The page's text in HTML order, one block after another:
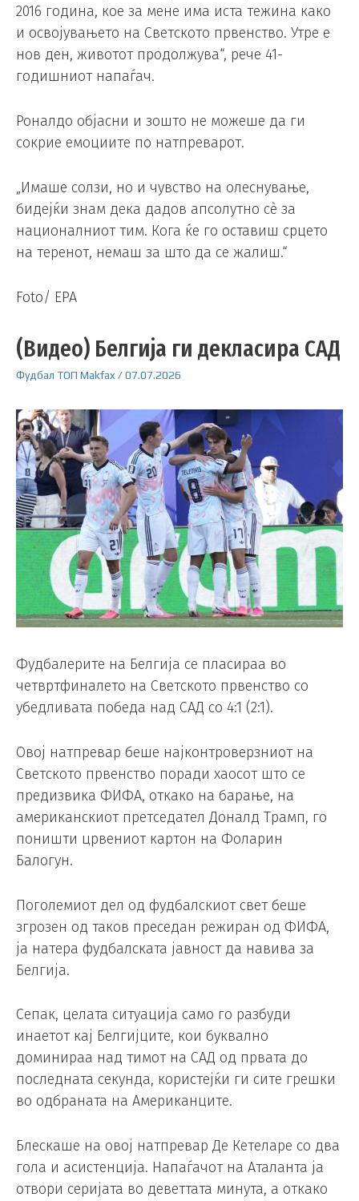
2016 година, кое за мене има иста тежина како
и освојувањето на Светското првенство. Утре е
нов ден, животот продолжува“, рече 41-
годишниот напаѓач.
Роналдо објасни и зошто не можеше да ги
сокрие емоциите по натпреварот.
„Имаше солзи, но и чувство на олеснување,
бидејќи знам дека дадов апсолутно сè за
националниот тим. Кога ќе го оставиш срцето
на теренот, немаш за што да се жалиш.“
Foto/ EPA
(Видео) Белгија ги декласира САД
Фудбал ТОП Makfax/07.07.2026
Фудбалерите на Белгија се пласираа во
четвртфиналето на Светското првенство со
убедливата победа над САД со 4:1 (2:1).
Овој натпревар беше најконтроверзниот на
Светското првенство поради хаосот што се
предизвика ФИФА, откако на барање, на
американскиот претседател Доналд Трамп, го
поништи црвениот картон на Фоларин
Балогун.
Поголемиот дел од фудбалскиот свет беше
згрозен од таков преседан режиран од ФИФА,
ја натера фудбалската јавност да навива за
Белгија.
Сепак, целата ситуација само го разбуди
инаетот кај Белгијците, кои буквално
доминираа над тимот на САД од првата до
последната секунда, користејќи ги сите грешки
во одбраната на Американците.
Блескаше на овој натпревар Де Кетеларе со два
гола и асистенција. Напаѓачот на Аталанта ја
отвори серијата во деветтата минута, а откако